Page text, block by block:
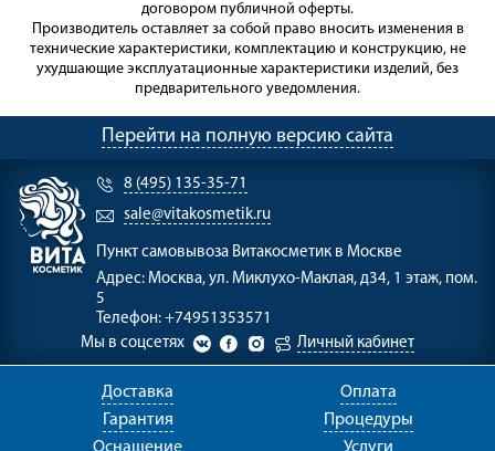
договором публичной оферты.
Производитель оставляет за собой право вносить изменения в
технические характеристики, комплектацию и конструкцию, не
ухудшающие эксплуатационные характеристики изделий, без
предварительного уведомления.
Перейти на полную версию сайта
8 (495) 135-35-71
sale@vitakosmetik.ru
Пункт самовывоза Витакосметик в Москве
Адрес: Москва, ул. Миклухо-Маклая, д34, 1 этаж, пом.
5
Телефон: +74951353571
Мы в соцсетях
Личный кабинет
Доставка
Оплата
Гарантия
Процедуры